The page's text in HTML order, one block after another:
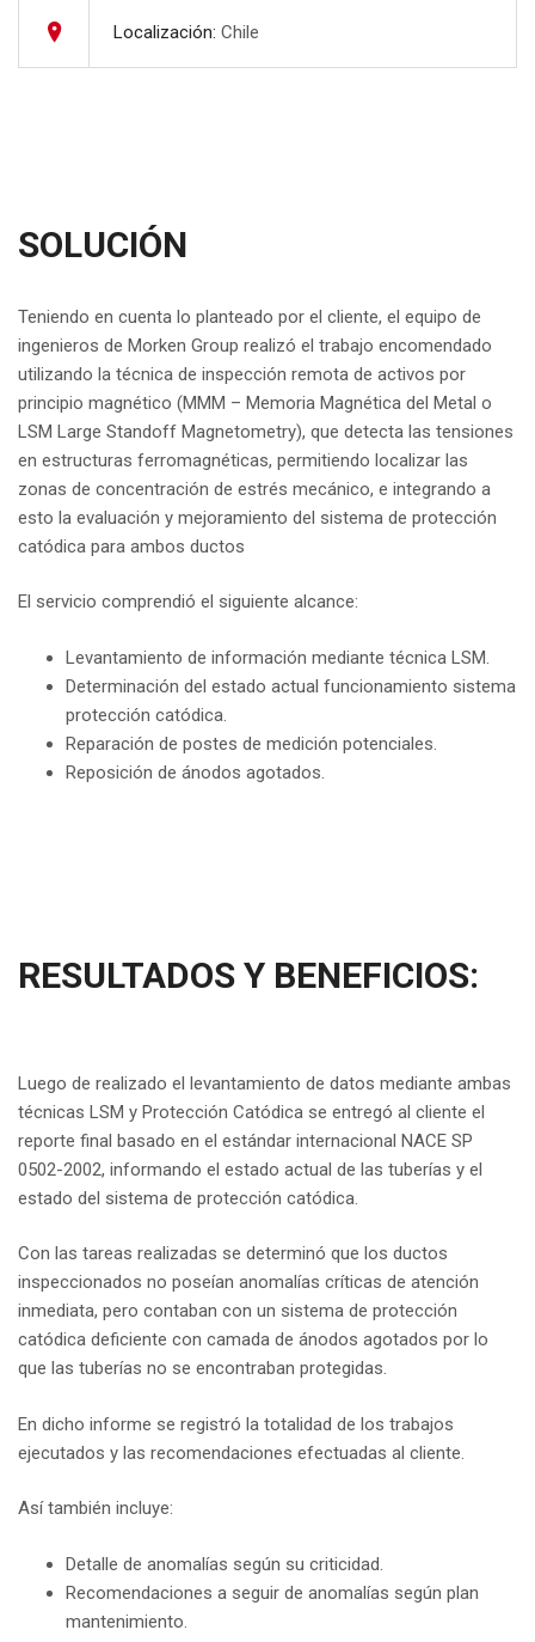
Localización: Chile
SOLUCIÓN
Teniendo en cuenta lo planteado por el cliente, el equipo de
ingenieros de Morken Group realizó el trabajo encomendado
utilizando la técnica de inspección remota de activos por
principio magnético (MMM – Memoria Magnética del Metal o
LSM Large Standoff Magnetometry), que detecta las tensiones
en estructuras ferromagnéticas, permitiendo localizar las
zonas de concentración de estrés mecánico, e integrando a
esto la evaluación y mejoramiento del sistema de protección
catódica para ambos ductos
El servicio comprendió el siguiente alcance:
Levantamiento de información mediante técnica LSM.
Determinación del estado actual funcionamiento sistema
protección catódica.
Reparación de postes de medición potenciales.
Reposición de ánodos agotados.
RESULTADOS Y BENEFICIOS:
Luego de realizado el levantamiento de datos mediante ambas
técnicas LSM y Protección Catódica se entregó al cliente el
reporte final basado en el estándar internacional NACE SP
0502-2002, informando el estado actual de las tuberías y el
estado del sistema de protección catódica.
Con las tareas realizadas se determinó que los ductos
inspeccionados no poseían anomalías críticas de atención
inmediata, pero contaban con un sistema de protección
catódica deficiente con camada de ánodos agotados por lo
que las tuberías no se encontraban protegidas.
En dicho informe se registró la totalidad de los trabajos
ejecutados y las recomendaciones efectuadas al cliente.
Así también incluye:
Detalle de anomalías según su criticidad.
Recomendaciones a seguir de anomalías según plan
mantenimiento.